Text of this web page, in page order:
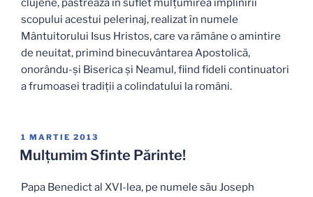
clujene, păstrează în suflet mulțumirea împlinirii
scopului acestui pelerinaj, realizat în numele
Mântuitorului Isus Hristos, care va rămâne o amintire
de neuitat, primind binecuvântarea Apostolică,
onorându-și Biserica și Neamul, fiind fideli continuatori
a frumoasei tradiții a colindatului la români.
PUBLICAT
PE
1 MARTIE 2013
Mulţumim Sfinte Părinte!
Papa Benedict al XVI-lea, pe numele său Joseph